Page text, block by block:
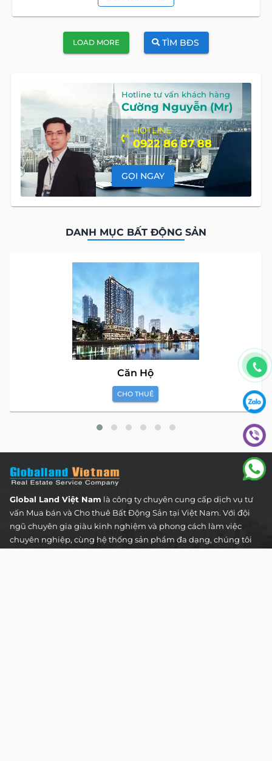
LOAD MORE TÌM BĐS
Hotline tư vấn khách hàng
Cường Nguyễn (Mr)
HOTLINE
0922 86 87 88
GỌI NGAY
DANH MỤC BẤT ĐỘNG SẢN
Căn Hộ
CHO THUÊ
Global Land Việt Nam là công ty chuyên cung cấp dịch vụ tư
vấn Mua bán và Cho thuê Bất Động Sản tại Việt Nam. Với đội
ngũ chuyên gia giàu kinh nghiệm và phong cách làm việc
chuyên nghiệp, cùng hệ thống sản phẩm đa dạng, chúng tôi